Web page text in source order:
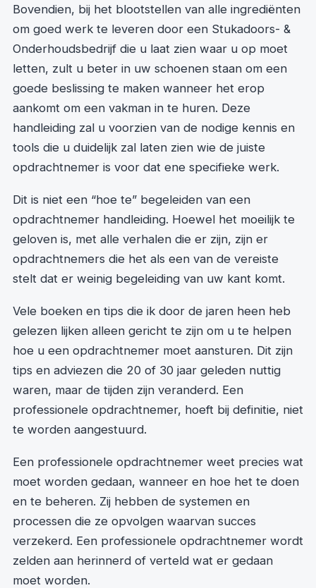
Bovendien, bij het blootstellen van alle ingrediënten
om goed werk te leveren door een Stukadoors- &
Onderhoudsbedrijf die u laat zien waar u op moet
letten, zult u beter in uw schoenen staan om een
goede beslissing te maken wanneer het erop
aankomt om een vakman in te huren. Deze
handleiding zal u voorzien van de nodige kennis en
tools die u duidelijk zal laten zien wie de juiste
opdrachtnemer is voor dat ene specifieke werk.
Dit is niet een “hoe te” begeleiden van een
opdrachtnemer handleiding. Hoewel het moeilijk te
geloven is, met alle verhalen die er zijn, zijn er
opdrachtnemers die het als een van de vereiste
stelt dat er weinig begeleiding van uw kant komt.
Vele boeken en tips die ik door de jaren heen heb
gelezen lijken alleen gericht te zijn om u te helpen
hoe u een opdrachtnemer moet aansturen. Dit zijn
tips en adviezen die 20 of 30 jaar geleden nuttig
waren, maar de tijden zijn veranderd. Een
professionele opdrachtnemer, hoeft bij definitie, niet
te worden aangestuurd.
Een professionele opdrachtnemer weet precies wat
moet worden gedaan, wanneer en hoe het te doen
en te beheren. Zij hebben de systemen en
processen die ze opvolgen waarvan succes
verzekerd. Een professionele opdrachtnemer wordt
zelden aan herinnerd of verteld wat er gedaan
moet worden.